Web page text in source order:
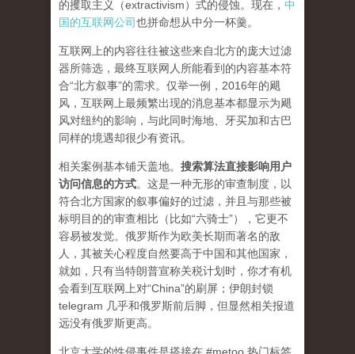
的攫取主义（extractivism）式的侵蚀。现在， 中
国的互联网公司也拼命想从中分一杯羹。
互联网上的内容往往被这些来自北方的庞大过滤
器所筛选，最终互联网人所能看到的内容基本符
合“北方叙事”的需求。仅举一例，2016年的飓
风，互联网上最频繁出现的消息基本都显示为飓
风对纽约的影响，与此同时海地、牙买加和古巴
同样的境遇却很少有资讯。
相关案例基本铺天盖地。 搜索算法直接影响用户
访问信息的方式。 这是一种无形的审查制度，以
符合北方国家的叙事偏好的过滤，并且与那些被
标明目的的审查相比（比如“六骑士”），它更不
容易被发觉。俄罗斯作为欧美长期而著名的敌
人，其被关心程度自然要高于中国和其他国家，
就如，只有当特朗普宣称关税计划时，你才有机
会看到互联网上对“China”的刷屏；伊朗封锁
telegram 几乎和俄罗斯前后脚，但显然相关报道
远没有俄罗斯更高。